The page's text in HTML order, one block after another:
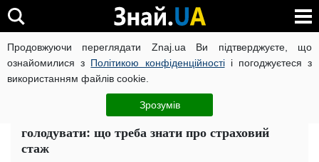
Продовжуючи переглядати Znaj.ua Ви підтверджуєте, що
ознайомилися з Політикою конфіденційностіі погоджуєтеся з
використанням файлів cookie.
Зрозумів
ВІЙНА РОСІЇ ПРОТИ УКРАЇНИ КОРОНАВІРУС В УКРАЇНІ
Суспільство ЧИТАТЬ НА РУССКОМ
Одна помилка і на пенсії доведеться
голодувати: що треба знати про страховий
стаж